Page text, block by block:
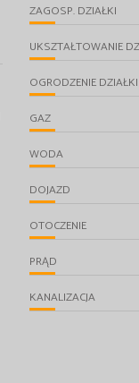
ZAGOSP. DZIAŁKI
UKSZTAŁTOWANIE
OGRODZENIE DZIAŁKI
GAZ
WODA
DOJAZD
OTOCZENIE
PRĄD
KANALIZACJA